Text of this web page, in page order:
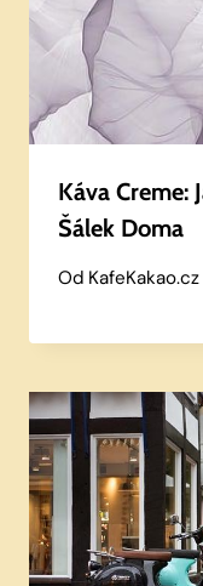
Káva Creme:
Šálek Doma
Od KafeKakao.cz